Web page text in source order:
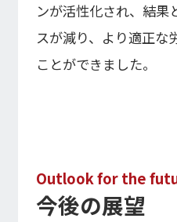
ンが活性化され、結果
スが減り、より適正な
ことができました。
Outlook for the
今後の展望